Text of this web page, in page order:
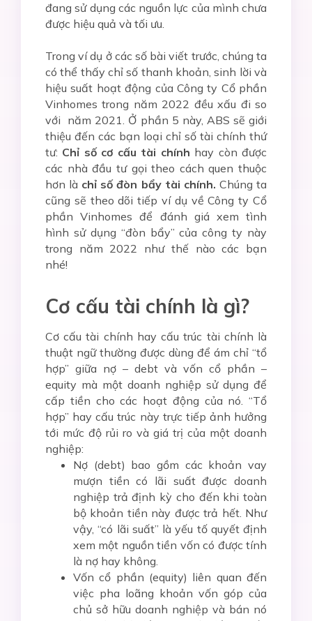
đang sử dụng các nguồn lực của mình chưa
được hiệu quả và tối ưu.
Trong ví dụ ở các số bài viết trước, chúng ta
có thể thấy chỉ số thanh khoản, sinh lời và
hiệu suất hoạt động của Công ty Cổ phần
Vinhomes trong năm 2022 đều xấu đi so
với năm 2021. Ở phần 5 này, ABS sẽ giới
thiệu đến các bạn loại chỉ số tài chính thứ
tư: Chỉ số cơ cấu tài chính hay còn được
các nhà đầu tư gọi theo cách quen thuộc
hơn là chỉ số đòn bẩy tài chính. Chúng ta
cũng sẽ theo dõi tiếp ví dụ về Công ty Cổ
phần Vinhomes để đánh giá xem tình
hình sử dụng “đòn bẩy” của công ty này
trong năm 2022 như thế nào các bạn
nhé!
Cơ cấu tài chính là gì?
Cơ cấu tài chính hay cấu trúc tài chính là
thuật ngữ thường được dùng để ám chỉ “tổ
hợp” giữa nợ – debt và vốn cổ phần –
equity mà một doanh nghiệp sử dụng để
cấp tiền cho các hoạt động của nó. “Tổ
hợp” hay cấu trúc này trực tiếp ảnh hưởng
tới mức độ rủi ro và giá trị của một doanh
nghiệp:
Nợ (debt) bao gồm các khoản vay
mượn tiền có lãi suất được doanh
nghiệp trả định kỳ cho đến khi toàn
bộ khoản tiền này được trả hết. Như
vậy, “có lãi suất” là yếu tố quyết định
xem một nguồn tiền vốn có được tính
là nợ hay không.
Vốn cổ phần (equity) liên quan đến
việc pha loãng khoản vốn góp của
chủ sở hữu doanh nghiệp và bán nó